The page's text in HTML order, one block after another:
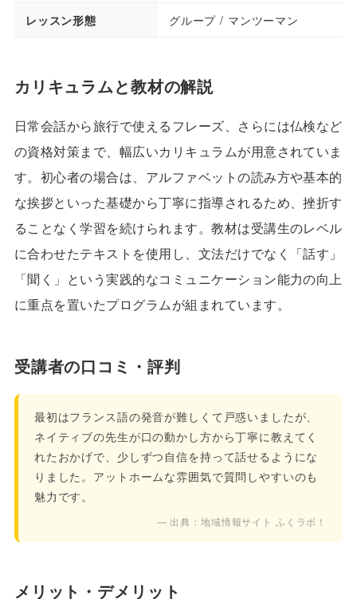
レッスン形態 グループ / マンツーマン
カリキュラムと教材の解説
日常会話から旅行で使えるフレーズ、さらには仏検など
の資格対策まで、幅広いカリキュラムが用意されていま
す。初心者の場合は、アルファベットの読み方や基本的
な挨拶といった基礎から丁寧に指導されるため、挫折す
ることなく学習を続けられます。教材は受講生のレベル
に合わせたテキストを使用し、文法だけでなく「話す」
「聞く」という実践的なコミュニケーション能力の向上
に重点を置いたプログラムが組まれています。
受講者の口コミ・評判
最初はフランス語の発音が難しくて戸惑いましたが、
ネイティブの先生が口の動かし方から丁寧に教えてく
れたおかげで、少しずつ自信を持って話せるようにな
りました。アットホームな雰囲気で質問しやすいのも
魅力です。
— 出典：地域情報サイト ふくラボ！
メリット・デメリット